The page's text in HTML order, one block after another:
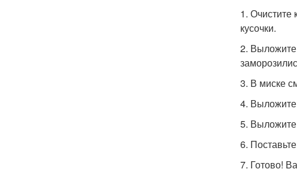
1. Очистите
кусочки.
2.
3. В миске
4.
5.
6.
7. Готово!